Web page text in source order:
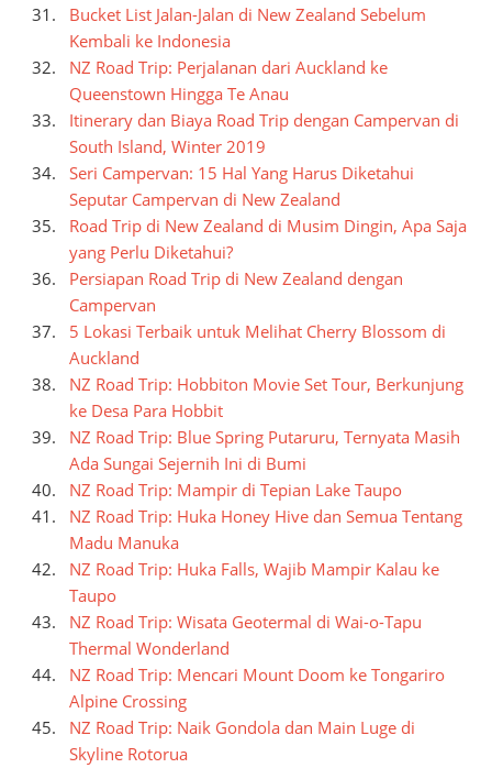
Bucket List Jalan-Jalan di New Zealand Sebelum
Kembali ke Indonesia
NZ Road Trip: Perjalanan dari Auckland ke
Queenstown Hingga Te Anau
Itinerary dan Biaya Road Trip dengan Campervan di
South Island, Winter 2019
Seri Campervan: 15 Hal Yang Harus Diketahui
Seputar Campervan di New Zealand
Road Trip di New Zealand di Musim Dingin, Apa Saja
yang Perlu Diketahui?
Persiapan Road Trip di New Zealand dengan
Campervan
5 Lokasi Terbaik untuk Melihat Cherry Blossom di
Auckland
NZ Road Trip: Hobbiton Movie Set Tour, Berkunjung
ke Desa Para Hobbit
NZ Road Trip: Blue Spring Putaruru, Ternyata Masih
Ada Sungai Sejernih Ini di Bumi
NZ Road Trip: Mampir di Tepian Lake Taupo
NZ Road Trip: Huka Honey Hive dan Semua Tentang
Madu Manuka
NZ Road Trip: Huka Falls, Wajib Mampir Kalau ke
Taupo
NZ Road Trip: Wisata Geotermal di Wai-o-Tapu
Thermal Wonderland
NZ Road Trip: Mencari Mount Doom ke Tongariro
Alpine Crossing
NZ Road Trip: Naik Gondola dan Main Luge di
Skyline Rotorua